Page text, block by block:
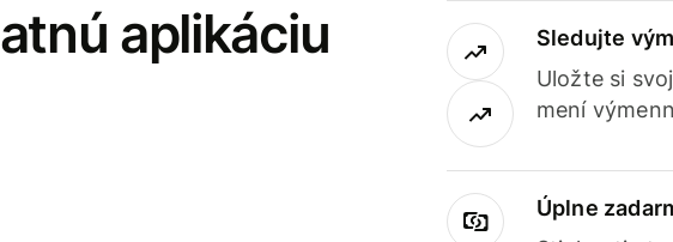
aplikáciu
Sledujte
Uložte si
mení
Úplne